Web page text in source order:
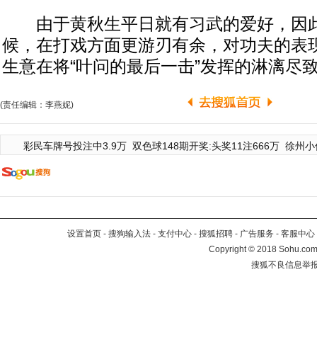
由于黄秋生平日就有习武的爱好，因
候，在打戏方面更游刃有余，对功夫的表
生意在将“叶问的最后一击”发挥的淋漓尽
(责任编辑：李燕妮)
彩民车牌号投注中3.9万 双色球148期开奖:头奖11注666万 徐州
设置首页 - 搜狗输入法 - 支付中心 - 搜狐招聘 - 广告服务 - 客服中心
Copyright©2018
搜狐不良信息举